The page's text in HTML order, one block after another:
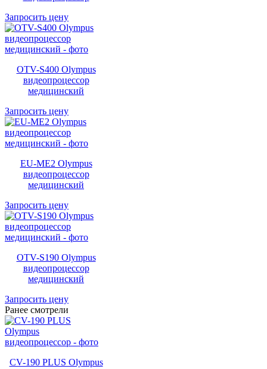
Запросить цену
OTV-S400 Olympus
видеопроцессор
медицинский
Запросить цену
EU-ME2 Olympus
видеопроцессор
медицинский
Запросить цену
OTV-S190 Olympus
видеопроцессор
медицинский
Запросить цену
Ранее смотрели
CV-190 PLUS Olympus